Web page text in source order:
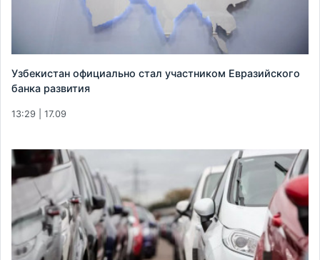
Узбекистан официально стал участником Евразийского
банка развития
13:29 | 17.09